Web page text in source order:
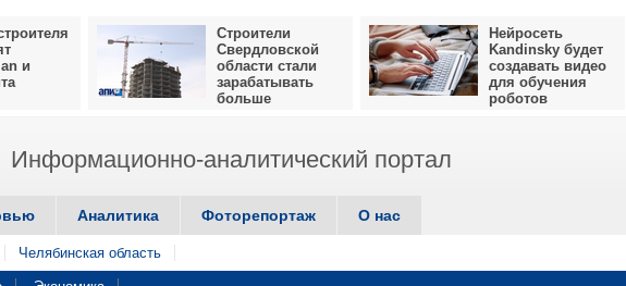
и
Строители
Свердловской
области стали
зарабатывать
больше
Нейросеть
Kandinsky будет
создавать видео
для обучения
роботов
Информационно-аналитический портал
Аналитика Фоторепортаж О нас
Челябинская область